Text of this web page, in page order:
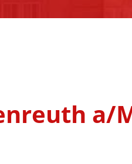
a/